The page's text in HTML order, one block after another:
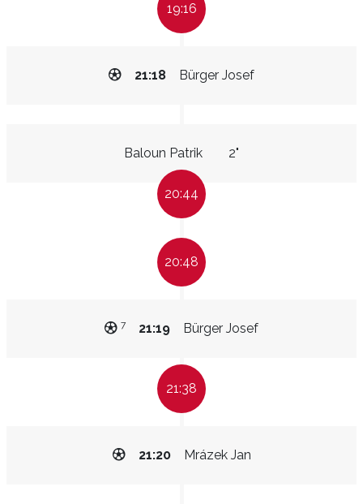
19:16
Bürger Josef
21:18
Baloun Patrik 2"
20:44
20:48
Bürger Josef
21:19
7
21:38
Mrázek Jan
21:20